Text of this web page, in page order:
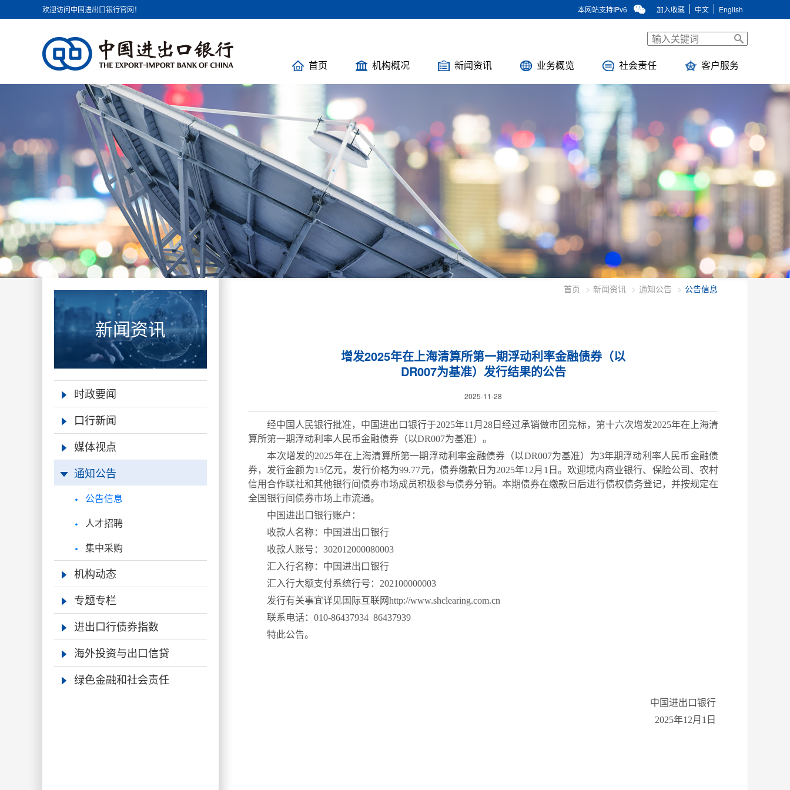
欢迎访问中国进出口银行官网！ 本网站支持IPv6 加入收藏 中文 English
首页 机构概况 新闻资讯 业务概览 社会责任 客户服务
新闻资讯
时政要闻
口行新闻
媒体视点
通知公告
公告信息
人才招聘
集中采购
机构动态
专题专栏
进出口行债券指数
海外投资与出口信贷
绿色金融和社会责任
首页 新闻资讯 通知公告 公告信息
增发2025年在上海清算所第一期浮动利率金融债券（以
DR007为基准）发行结果的公告
2025-11-28
经中国人民银行批准，中国进出口银行于2025年11 月 28 日经过承销做市团竞标， 第十六次增发2025年在上海清
算所第一期浮动利率人民币金融债券 （以DR007为基准） 。
本次增发的2025年在上海清算所第一期浮动利率金融债券（以DR007为基准）为3年期浮动利率人民币金融债
券， 发行金额为15亿元，发行价格为99.77元， 债券缴款日为2025年12月 1 日。欢迎境内商业银行、保险公司、农村
信用合作联社和其他银行间债券市场成员积极参与债券分销。 本期债券在缴款日后进行债权债务登记，并按规定在
全国银行间债券市场上市流通。
中国进出口银行账户：
收款人名称：中国进出口银行
收款人账号： 302012000080003
汇入行名称：中国进出口银行
汇入行大额支付系统行号： 202100000003
发行有关事宜详见国际互联网http://www.shclearing.com.cn
联系电话： 010-86437934 86437939
特此公告。
中国进出口银行
2025年12月 1 日